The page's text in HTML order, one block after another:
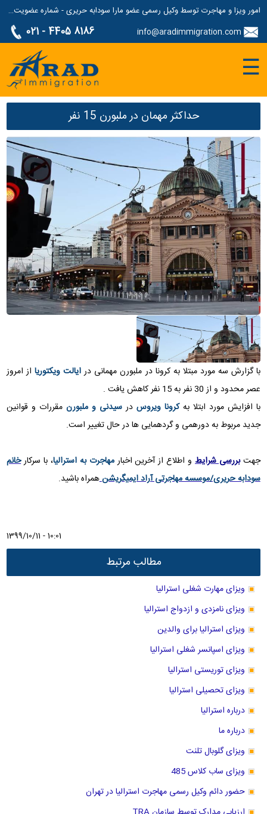
امور ویزا و مهاجرت توسط وکیل رسمی عضو مارا سودابه حریری - شماره عضویت مارا: 1687507
021 - 4405 8186 info@aradimmigration.com
☰
حداکثر مهمان در ملبورن 15 نفر
با گزارش سه مورد مبتلا به کرونا در ملبورن مهمانی درایالت ویکتوریا از امروز
عصر محدود و از 30 نفر به 15 نفر کاهش یافت .
با افزایش مورد ابتلا بهکرونا ویروس درسیدنی و ملبورنمقررات و قوانین
جدید مربوط به دورهمی و گردهمایی ها در حال تغییر است.
جهت بررسی شرایطو اطلاع از آخرین اخبارمهاجرت به استرالیا، با سرکارخانم
سودابه حریری/موسسه مهاجرتی آراد ایمیگریشنهمراه باشید.
1399/10/11 - 10:01
مطالب مرتبط
ویزای مهارت شغلی استرالیا
ویزای نامزدی و ازدواج استرالیا
ویزای استرالیا برای والدین
ویزای اسپانسر شغلی استرالیا
ویزای توریستی استرالیا
ویزای تحصیلی استرالیا
درباره استرالیا
درباره ما
ویزای گلوبال تلنت
ویزای ساب کلاس 485
حضور دائم وکیل رسمی مهاجرت استرالیا در تهران